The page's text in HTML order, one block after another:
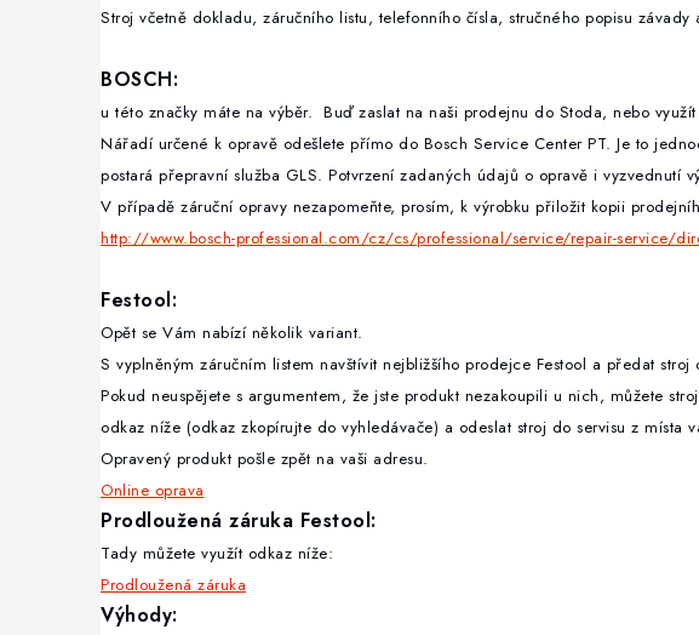
Stroj včetně dokladu, záručního listu, telefonního čísla, stručného popisu
BOSCH:
u této značky máte na výběr. Buď zaslat na naši prodejnu do Stoda, nebo
Nářadí určené k opravě odešlete přímo do Bosch Service Center PT. Je to
postará přepravní služba GLS. Potvrzení zadaných údajů o opravě i vyzvednutí
V případě záruční opravy nezapomeňte, prosím, k výrobku přiložit kopii
http://www.bosch-professional.com/cz/cs/professional/service/repair-service/
Festool:
Opět se Vám nabízí několik variant.
S vyplněným záručním listem navštívit nejbližšího prodejce Festool a předat stroj
Pokud neuspějete s argumentem, že jste produkt nezakoupili u nich, můžete stroj
odkaz níže (odkaz zkopírujte do vyhledávače) a odeslat stroj do servisu z místa
Opravený produkt pošle zpět na vaši adresu.
Online oprava
Prodloužená záruka Festool:
Tady můžete využít odkaz níže:
Prodloužená záruka
Výhody: